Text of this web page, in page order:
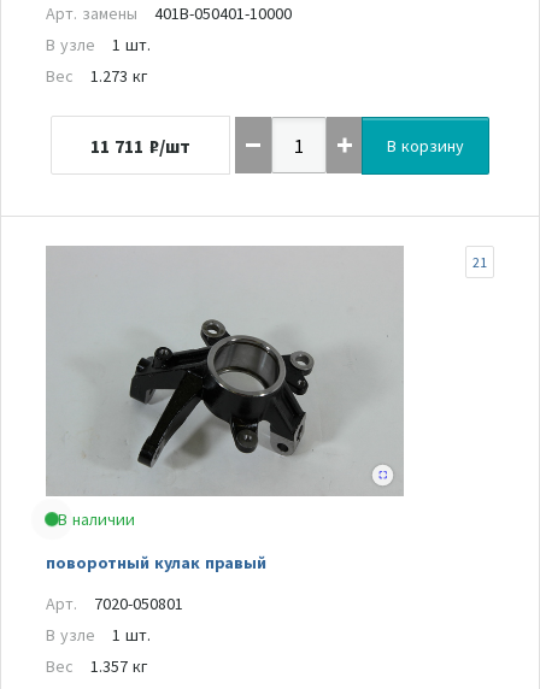
Арт. замены
401B-050401-10000
В узле
1 шт.
Вес
1.273 кг
11 711 ₽/шт В корзину
В наличии
поворотный кулак правый
21
Арт.
7020-050801
В узле
1 шт.
Вес
1.357 кг